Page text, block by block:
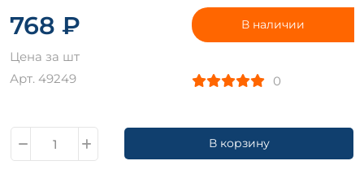
768 ₽
Цена за шт
Арт. 49249
В наличии
0
В корзину